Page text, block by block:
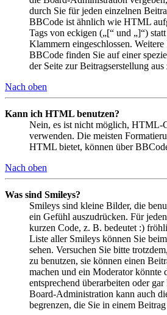
durch Sie für jeden einzelnen
BBCode ist ähnlich wie HTML
Tags von eckigen („[“ und „]“)
Klammern eingeschlossen.
BBCode finden Sie auf einer
der Seite zur Beitragserstellung
Nach oben
Kann ich HTML benutzen?
Nein, es ist nicht möglich, HTML-
verwenden. Die meisten
HTML bietet, können über
Nach oben
Was sind Smileys?
Smileys sind kleine Bilder, die
ein Gefühl auszudrücken. Für
kurzen Code, z. B. bedeutet :)
Liste aller Smileys können Sie
sehen. Versuchen Sie bitte
zu benutzen, sie können einen
machen und ein Moderator könnte
entsprechend überarbeiten oder
Board-Administration kann auch
begrenzen, die Sie in einem